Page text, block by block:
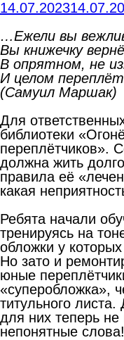
14.07.2023
…Ежели вы
Вы книжечку
В опрятном, не
И целом
(Самуил Маршак)
Для
библиотеки
переплётчиков».
должна жить
правила её
какая
Ребята начали
тренируясь на
обложки у
Но зато и
юные
«суперобложка»,
титульного
для них теперь
непонятные слова!